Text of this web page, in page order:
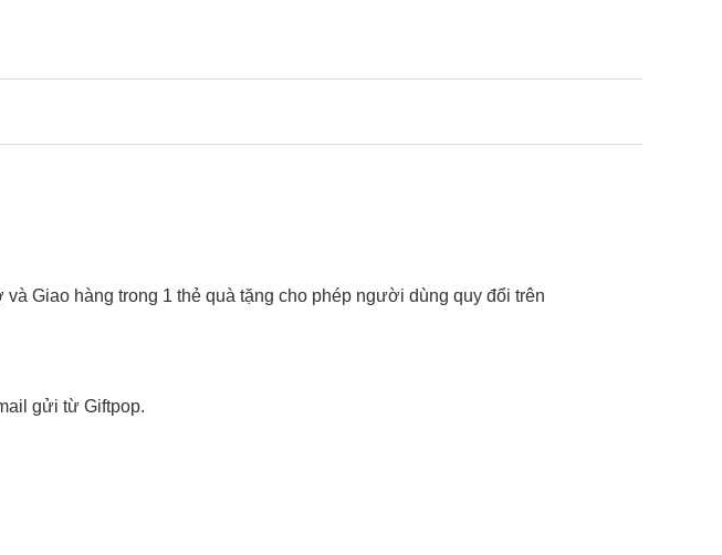
Giao hàng trong 1 thẻ quà tặng cho phép người dùng quy đổi trên
gửi từ Giftpop.